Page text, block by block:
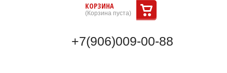
КОРЗИНА
(Корзина пуста)
+7(906)009-00-88